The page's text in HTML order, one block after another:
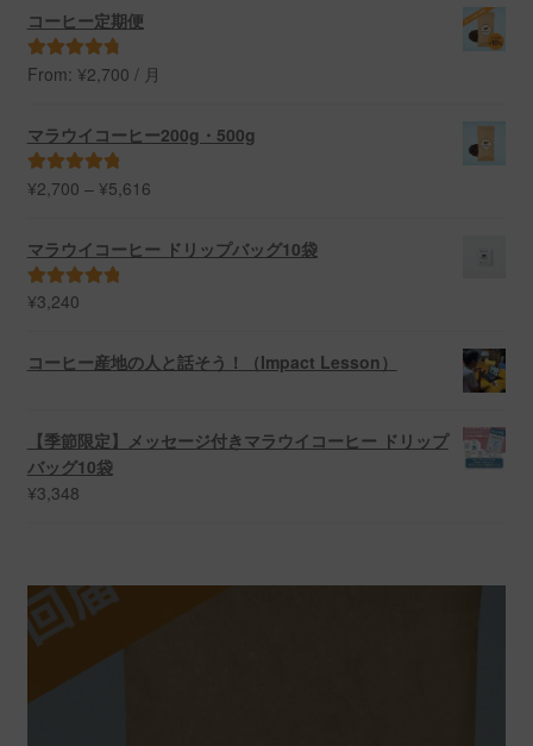
事
コーヒー定期便
5段階中4.91
From: ¥2,700 / 月
マラウイコーヒー200g・500g
5段階中
5.00
¥2,700 – ¥5,616価
¥2,700
マラウイコーヒー ドリップバッグ10袋
5段階中
¥3,240
コーヒー産地の人と話そう！（Impact Lesson）
【季節限定】メッセージ付きマラウイコーヒー ドリップ
バッグ10袋
¥3,348